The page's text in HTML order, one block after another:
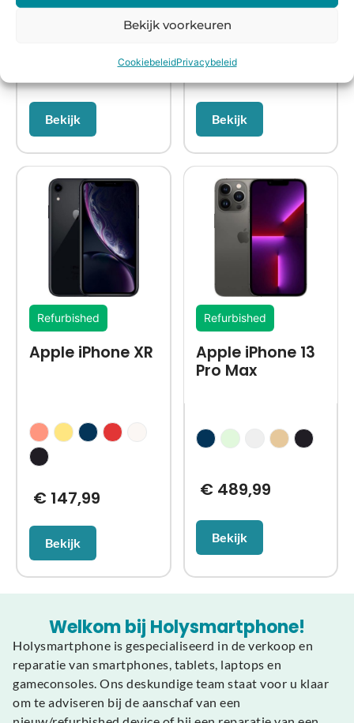
Bekijk voorkeuren
CookiebeleidPrivacybeleid
Bekijk
€189,99
Bekijk
Refurbished
Apple iPhone XR
€147,99
Bekijk
Refurbished
Apple iPhone 13
Pro Max
€ 489,99
Bekijk
Welkom bij Holysmartphone!
Holysmartphone is gespecialiseerd in de verkoop en
reparatie van smartphones, tablets, laptops en
gameconsoles. Ons deskundige team staat voor u klaar
om te adviseren bij de aanschaf van een